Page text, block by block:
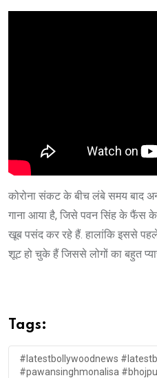
कोरोना संकट के बीच लंबे समय बाद
गाना आया है, जिसे पवन सिंह के फैंस के
खूब पसंद कर रहे हैं. हालांकि इससे
शूट हो चुके हैं जिससे लोगों का बहुत
Tags:
#latestbollywoodnews
#pawansinghmonalisa